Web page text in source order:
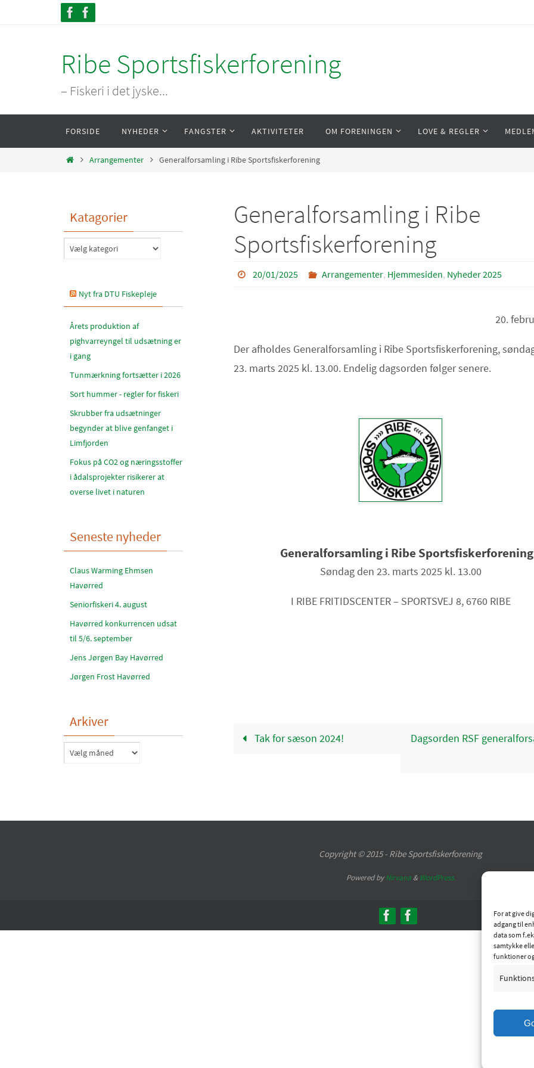
For at give
adgang til
data som
samtykke
funktioner
Ribe Sportsfiskerforening
– Fiskeri i det jyske...
content
FORSIDE NYHEDER FANGSTER AKTIVITETER OM FORENINGEN LOVE & REGLER
HomeArrangementer Generalforsamling i Ribe Sportsfiskerforening
Generalforsamling i Ribe
Sportsfiskerforening
20/01/2025 Arrangementer, Hjemmesiden, Nyheder 2025
20.
Der afholdes Generalforsamling i Ribe Sportsfiskerforening,
23. marts 2025 kl. 13.00. Endelig dagsorden følger senere.
Generalforsamling i Ribe Sportsfiskerforening
Søndag den 23. marts 2025 kl. 13.00
I RIBE FRITIDSCENTER – SPORTSVEJ 8, 6760 RIBE
Tak for sæson 2024! Dagsorden RSF
Katagorier
Katagorier
Nyt fra DTU Fiskepleje
Årets produktion af
pighvarreyngel til udsætning er
i gang
Tunmærkning fortsætter i 2026
Sort hummer - regler for fiskeri
Skrubber fra udsætninger
begynder at blive genfanget i
Limfjorden
Fokus på CO2 og næringsstoffer
i ådalsprojekter risikerer at
overse livet i naturen
Seneste nyheder
Claus Warming Ehmsen
Havørred
Seniorfiskeri 4. august
Havørred konkurrencen udsat
til 5/6. september
Jens Jørgen Bay Havørred
Jørgen Frost Havørred
Arkiver
Arkiver
Copyright © 2015 - Ribe Sportsfiskerforening
Powered byNirvana& WordPress.